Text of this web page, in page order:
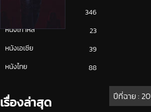
346
หนังเกาหลี
23
หนังเอเชีย
39
หนังไทย
88
เรื่องล่าสุด ปีที่ฉาย :